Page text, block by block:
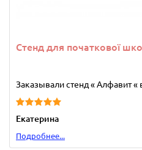
Стенд для початкової
Заказывали стенд « Алфавит «
Екатерина
Подробнее...